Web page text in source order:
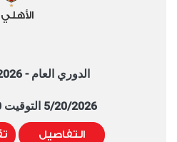
الأهلي
الدوري العام - 2025/2026
5/20/2026 التوقيت 8:00 PM
التفاصيل